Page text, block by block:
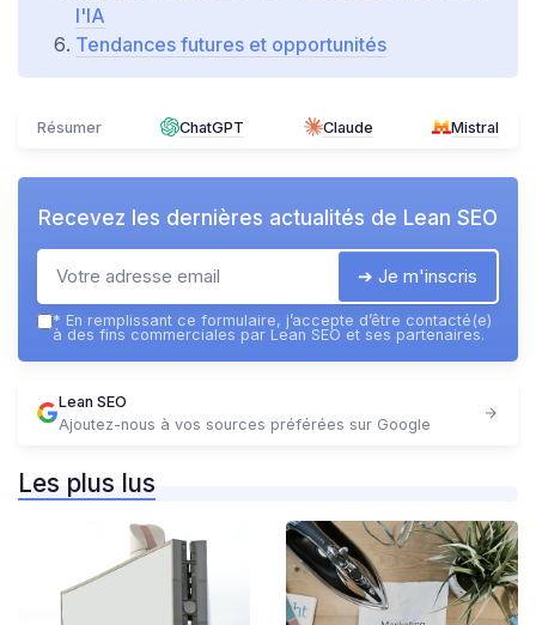
l'IA
Tendances futures et opportunités
Résumer ChatGPT Claude Mistral
Recevez les dernières actualités de Lean SEO
➔ Je m'inscris
* En remplissant ce formulaire, j’accepte d’être contacté(e)
à des fins commerciales par Lean SEO et ses partenaires.
Lean SEO
Ajoutez-nous à vos sources préférées sur Google
Les plus lus